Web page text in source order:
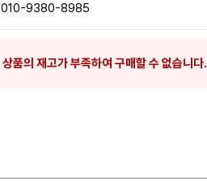
010-9380-8985
상품의 재고가 부족하여 구매할 수 없습니다.